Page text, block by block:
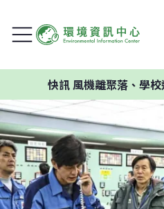
風機離聚落、學校過近